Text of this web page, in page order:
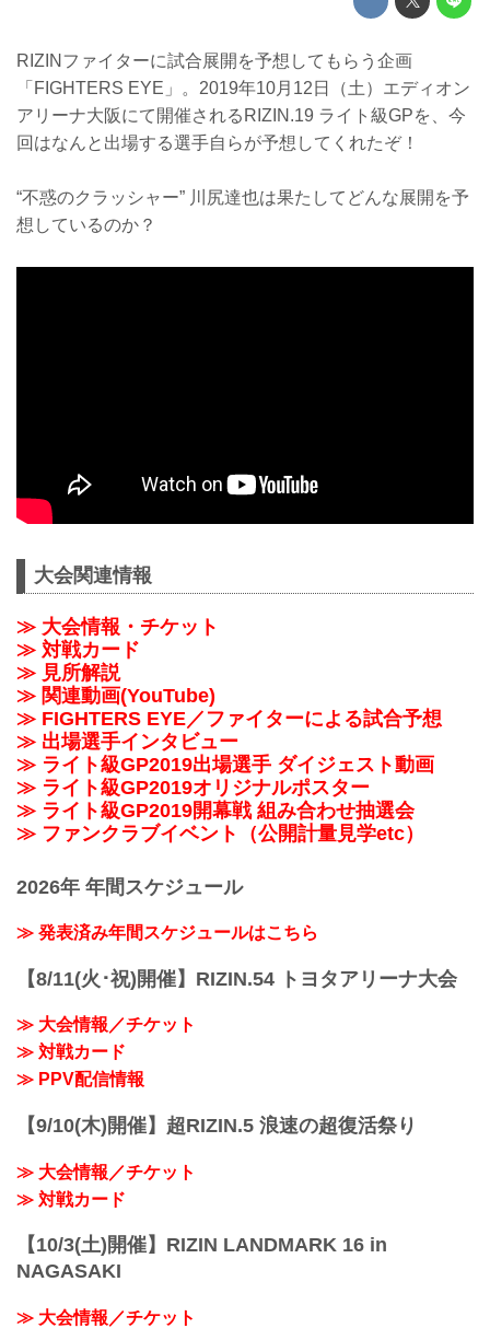
RIZINファイターに試合展開を予想してもらう企画
「FIGHTERS EYE」。2019年10月12日（土）エディオン
アリーナ大阪にて開催されるRIZIN.19 ライト級GPを、今
回はなんと出場する選手自らが予想してくれたぞ！
“不惑のクラッシャー” 川尻達也は果たしてどんな展開を予
想しているのか？
大会関連情報
≫ 大会情報・チケット
≫ 対戦カード
≫ 見所解説
≫ 関連動画(YouTube)
≫ FIGHTERS EYE／ファイターによる試合予想
≫ 出場選手インタビュー
≫ ライト級GP2019出場選手 ダイジェスト動画
≫ ライト級GP2019オリジナルポスター
≫ ライト級GP2019開幕戦 組み合わせ抽選会
≫ ファンクラブイベント（公開計量見学etc）
2026年 年間スケジュール
≫ 発表済み年間スケジュールはこちら
【8/11(火･祝)開催】RIZIN.54 トヨタアリーナ大会
≫ 大会情報／チケット
≫ 対戦カード
≫ PPV配信情報
【9/10(木)開催】超RIZIN.5 浪速の超復活祭り
≫ 大会情報／チケット
≫ 対戦カード
【10/3(土)開催】RIZIN LANDMARK 16 in
NAGASAKI
≫ 大会情報／チケット